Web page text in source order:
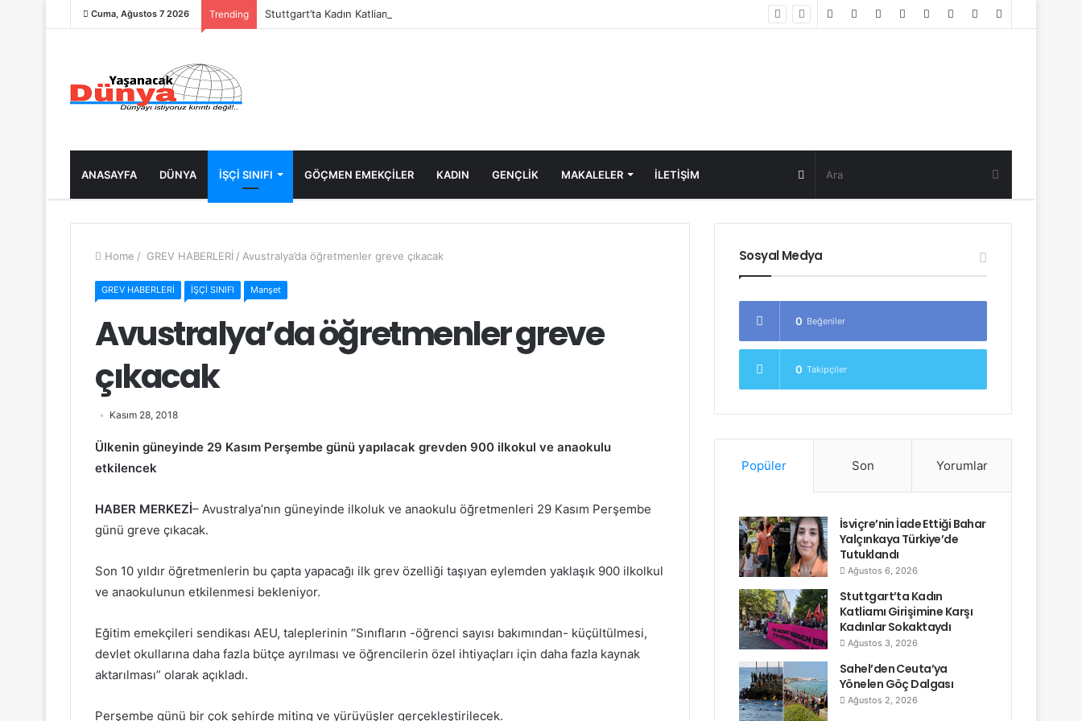
Cuma, Ağustos 7 2026 Trending Stuttgart’ta Kadın Katliamı Girişimine Karşı Kadınlar Sokaktaydı Random
ANASAYFA DÜNYA İŞÇİ SINIFI GÖÇMEN EMEKÇİLER KADIN GENÇLİK MAKALELER ILETIŞIM Random
Post
Home / GREV HABERLERİ / Avustralya’da öğretmenler greve çıkacak
GREV HABERLERİ İŞÇİ SINIFI Manşet
Avustralya’da öğretmenler greve
çıkacak
Kasım 28, 2018
Ülkenin güneyinde 29 Kasım Perşembe günü yapılacak grevden 900 ilkokul ve anaokulu
etkilencek
HABER MERKEZİ– Avustralya’nın güneyinde ilkoluk ve anaokulu öğretmenleri 29 Kasım Perşembe
günü greve çıkacak.
Son 10 yıldır öğretmenlerin bu çapta yapacağı ilk grev özelliği taşıyan eylemden yaklaşık 900 ilkolkul
ve anaokulunun etkilenmesi bekleniyor.
Eğitim emekçileri sendikası AEU, taleplerinin “Sınıfların -öğrenci sayısı bakımından- küçültülmesi,
devlet okullarına daha fazla bütçe ayrılması ve öğrencilerin özel ihtiyaçları için daha fazla kaynak
aktarılması” olarak açıkladı.
Perşembe günü bir çok şehirde miting ve yürüyüşler gerçekleştirilecek.
Sosyal Medya
0 Beğeniler
0 Takipçiler
Popüler Son Yorumlar
İsviçre’nin İade Ettiği Bahar
Yalçınkaya Türkiye’de
Tutuklandı
Ağustos 6, 2026
Stuttgart’ta Kadın
Katliamı Girişimine Karşı
Kadınlar Sokaktaydı
Ağustos 3, 2026
Sahel’den Ceuta’ya
Yönelen Göç Dalgası
Ağustos 2, 2026